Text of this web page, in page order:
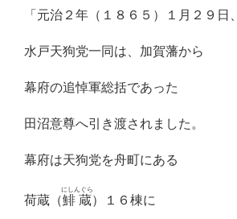
「元治２年（１８６５）１月２９日、
水戸天狗党一同は、加賀藩から
幕府の追悼軍総括であった
田沼意尊へ引き渡されました。
幕府は天狗党を舟町にある
荷蔵（鯡蔵
にしんぐら
）１６棟に